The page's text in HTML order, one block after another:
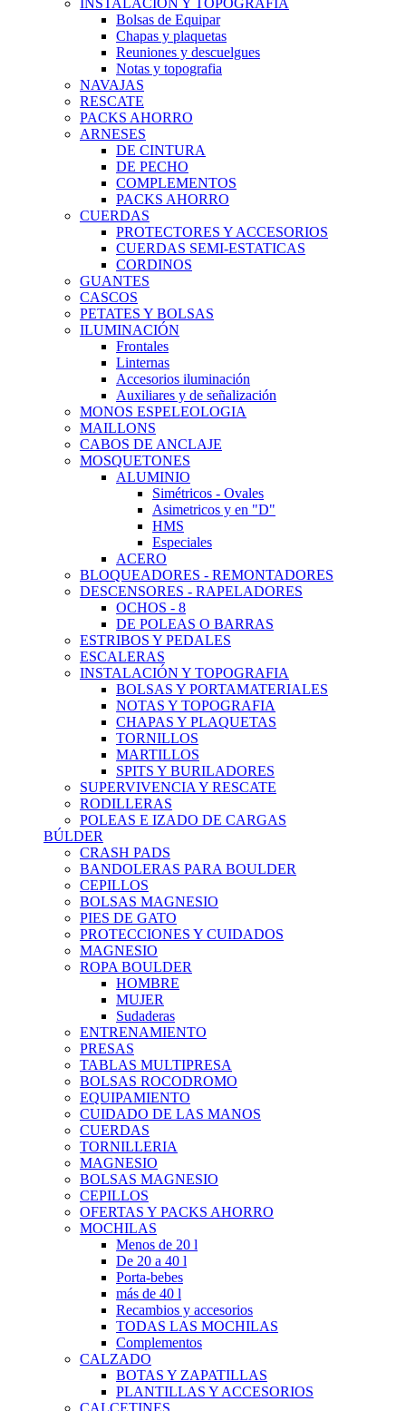
INSTALACION Y TOPOGRAFIA
Bolsas de Equipar
Chapas y plaquetas
Reuniones y descuelgues
Notas y topografia
NAVAJAS
RESCATE
PACKS AHORRO
ARNESES
DE CINTURA
DE PECHO
COMPLEMENTOS
PACKS AHORRO
CUERDAS
PROTECTORES Y ACCESORIOS
CUERDAS SEMI-ESTATICAS
CORDINOS
GUANTES
CASCOS
PETATES Y BOLSAS
ILUMINACIÓN
Frontales
Linternas
Accesorios iluminación
Auxiliares y de señalización
MONOS ESPELEOLOGIA
MAILLONS
CABOS DE ANCLAJE
MOSQUETONES
ALUMINIO
Simétricos - Ovales
Asimetricos y en "D"
HMS
Especiales
ACERO
BLOQUEADORES - REMONTADORES
DESCENSORES - RAPELADORES
OCHOS - 8
DE POLEAS O BARRAS
ESTRIBOS Y PEDALES
ESCALERAS
INSTALACIÓN Y TOPOGRAFIA
BOLSAS Y PORTAMATERIALES
NOTAS Y TOPOGRAFIA
CHAPAS Y PLAQUETAS
TORNILLOS
MARTILLOS
SPITS Y BURILADORES
SUPERVIVENCIA Y RESCATE
RODILLERAS
POLEAS E IZADO DE CARGAS
BÚLDER
CRASH PADS
BANDOLERAS PARA BOULDER
CEPILLOS
BOLSAS MAGNESIO
PIES DE GATO
PROTECCIONES Y CUIDADOS
MAGNESIO
ROPA BOULDER
HOMBRE
MUJER
Sudaderas
ENTRENAMIENTO
PRESAS
TABLAS MULTIPRESA
BOLSAS ROCODROMO
EQUIPAMIENTO
CUIDADO DE LAS MANOS
CUERDAS
TORNILLERIA
MAGNESIO
BOLSAS MAGNESIO
CEPILLOS
OFERTAS Y PACKS AHORRO
MOCHILAS
Menos de 20 l
De 20 a 40 l
Porta-bebes
más de 40 l
Recambios y accesorios
TODAS LAS MOCHILAS
Complementos
CALZADO
BOTAS Y ZAPATILLAS
PLANTILLAS Y ACCESORIOS
CALCETINES